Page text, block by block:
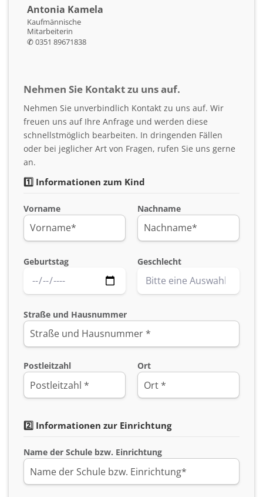
Antonia Kamela
Kaufmännische
Mitarbeiterin
✆0351 89671838
Nehmen Sie Kontakt zu uns auf.
Nehmen Sie unverbindlich Kontakt zu uns auf. Wir
freuen uns auf Ihre Anfrage und werden diese
schnellstmöglich bearbeiten. In dringenden Fällen
oder bei jeglicher Art von Fragen, rufen Sie uns gerne
an.
1️⃣ Informationen zum Kind
Vorname Nachname
Geburtstag Geschlecht
Straße und Hausnummer
Postleitzahl Ort
2️⃣ Informationen zur Einrichtung
Name der Schule bzw. Einrichtung